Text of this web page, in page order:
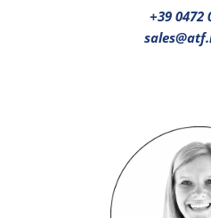
+39 0472